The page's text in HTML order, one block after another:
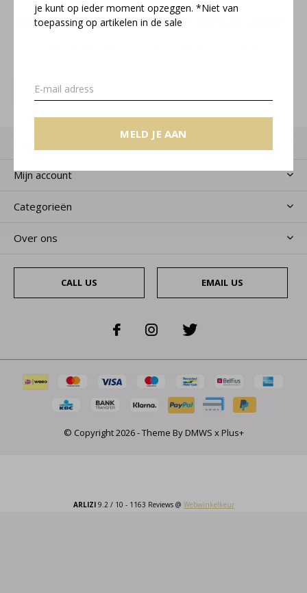
je kunt op ieder moment opzeggen. *Niet van
toepassing op artikelen in de sale
MELD JE AAN
Meld je aan voor onze nieuwsbrief
Mijn account
Categorieën
Over ons
CALL US EMAIL US
© Copyright2026- Theme ByDMWS x Plus+
ARLIZI9.2 / 10 - 1163 Reviews @ Webwinkelkeur